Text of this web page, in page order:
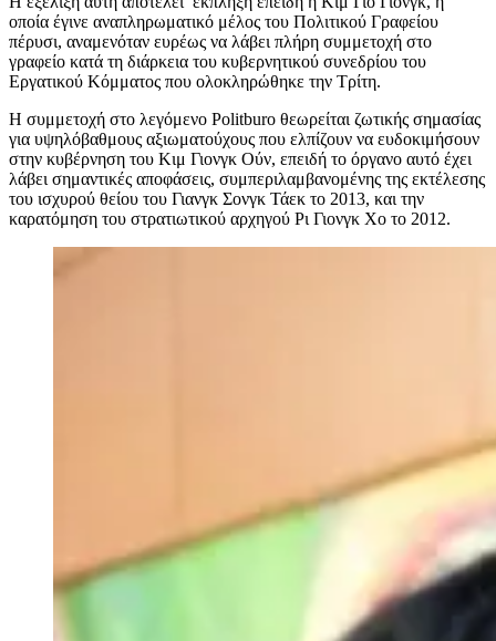
οποία έγινε αναπληρωματικό μέλος του Πολιτικού Γραφείου
πέρυσι, αναμενόταν ευρέως να λάβει πλήρη συμμετοχή στο
γραφείο κατά τη διάρκεια του κυβερνητικού συνεδρίου του
Εργατικού Κόμματος που ολοκληρώθηκε την Τρίτη.
Η συμμετοχή στο λεγόμενο Politburo θεωρείται ζωτικής σημασίας
για υψηλόβαθμους αξιωματούχους που ελπίζουν να ευδοκιμήσουν
στην κυβέρνηση του Κιμ Γιονγκ Ούν, επειδή το όργανο αυτό έχει
λάβει σημαντικές αποφάσεις, συμπεριλαμβανομένης της εκτέλεσης
του ισχυρού θείου του Γιανγκ Σονγκ Τάεκ το 2013, και την
καρατόμηση του στρατιωτικού αρχηγού Ρι Γιονγκ Χο το 2012.